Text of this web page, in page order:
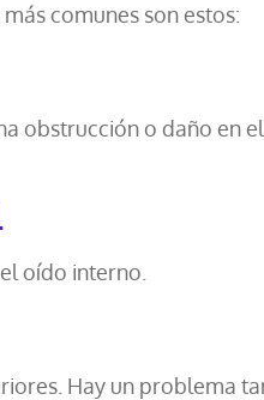
comunes son estos:
obstrucción o daño
oído interno.
Hay un problema